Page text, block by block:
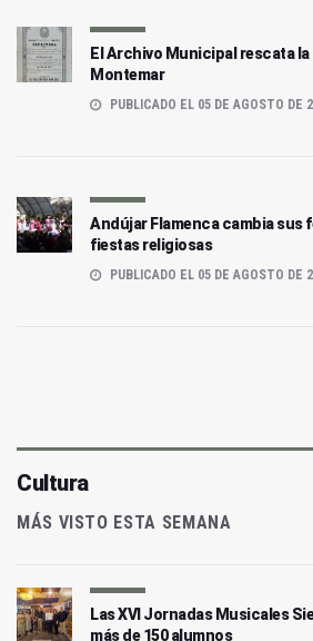
El Archivo Municipal rescata
Montemar
PUBLICADO EL 05 DE AGOSTO DE
Andújar Flamenca cambia sus
fiestas religiosas
PUBLICADO EL 05 DE AGOSTO DE
Cultura
MÁS VISTO ESTA SEMANA
Las XVI Jornadas Musicales
más de 150 alumnos